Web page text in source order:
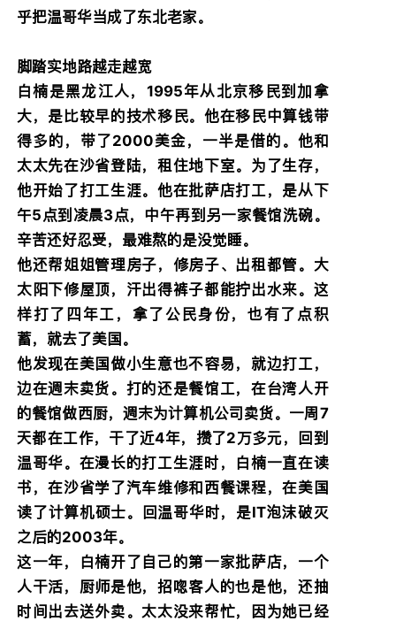
乎把温哥华当成了东北老家。
脚踏实地路越走越宽
白楠是黑龙江人，1995年从北京移民到加拿
大，是比较早的技术移民。他在移民中算钱带
得多的，带了2000美金，一半是借的。他和
太太先在沙省登陆，租住地下室。为了生存，
他开始了打工生涯。他在批萨店打工，是从下
午5点到凌晨3点，中午再到另一家餐馆洗碗。
辛苦还好忍受，最难熬的是没觉睡。
他还帮姐姐管理房子，修房子、出租都管。大
太阳下修屋顶，汗出得裤子都能拧出水来。这
样打了四年工，拿了公民身份，也有了点积
蓄，就去了美国。
他发现在美国做小生意也不容易，就边打工，
边在週末卖货。打的还是餐馆工，在台湾人开
的餐馆做西厨，週末为计算机公司卖货。一周7
天都在工作，干了近4年，攒了2万多元，回到
温哥华。在漫长的打工生涯时，白楠一直在读
书，在沙省学了汽车维修和西餐课程，在美国
读了计算机硕士。回温哥华时，是IT泡沫破灭
之后的2003年。
这一年，白楠开了自己的第一家批萨店，一个
人干活，厨师是他，招唿客人的也是他，还抽
时间出去送外卖。太太没来帮忙，因为她已经